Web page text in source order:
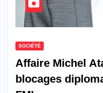
SOCIÉTÉ
Affaire Michel
blocages